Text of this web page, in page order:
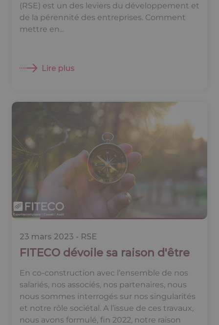
(RSE) est un des leviers du développement et
de la pérennité des entreprises. Comment
mettre en...
Lire plus
23 mars 2023 - RSE
FITECO dévoile sa raison d'être
En co-construction avec l’ensemble de nos
salariés, nos associés, nos partenaires, nous
nous sommes interrogés sur nos singularités
et notre rôle sociétal. A l’issue de ces travaux,
nous avons formulé, fin 2022, notre raison